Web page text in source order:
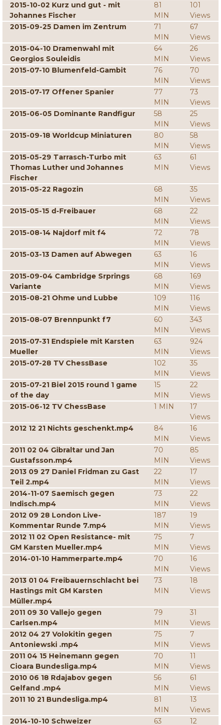
2015-10-02 Kurz und gut - mit
Johannes Fischer
81
MIN
101
Views
2015-09-25 Damen im Zentrum
71
MIN
67
Views
2015-04-10 Dramenwahl mit
Georgios Souleidis
64
MIN
26
Views
2015-07-10 Blumenfeld-Gambit
76
MIN
70
Views
2015-07-17 Offener Spanier
77
MIN
73
Views
2015-06-05 Dominante Randfigur
58
MIN
25
Views
2015-09-18 Worldcup Miniaturen
80
MIN
58
Views
2015-05-29 Tarrasch-Turbo mit
Thomas Luther und Johannes
Fischer
63
MIN
61
Views
2015-05-22 Ragozin
68
MIN
35
Views
2015-05-15 d-Freibauer
68
MIN
22
Views
2015-08-14 Najdorf mit f4
72
MIN
78
Views
2015-03-13 Damen auf Abwegen
63
MIN
16
Views
2015-09-04 Cambridge Srprings
Variante
68
MIN
169
Views
2015-08-21 Ohme und Lubbe
109
MIN
116
Views
2015-08-07 Brennpunkt f7
60
MIN
343
Views
2015-07-31 Endspiele mit Karsten
Mueller
63
MIN
924
Views
2015-07-28 TV ChessBase
102
MIN
35
Views
2015-07-21 Biel 2015 round 1 game
of the day
15
MIN
22
Views
2015-06-12 TV ChessBase
1 MIN
17
Views
2012 12 21 Nichts geschenkt.mp4
84
MIN
16
Views
2011 02 04 Gibraltar und Jan
Gustafsson.mp4
70
MIN
85
Views
2013 09 27 Daniel Fridman zu Gast
Teil 2.mp4
22
MIN
17
Views
2014-11-07 Saemisch gegen
Indisch.mp4
73
MIN
22
Views
2012 09 28 London Live-
Kommentar Runde 7.mp4
187
MIN
19
Views
2012 11 02 Open Resistance- mit
GM Karsten Mueller.mp4
75
MIN
7
Views
2014-01-10 Hammerparte.mp4
70
MIN
16
Views
2013 01 04 Freibauernschlacht bei
Hastings mit GM Karsten
Müller.mp4
73
MIN
18
Views
2011 09 30 Vallejo gegen
Carlsen.mp4
79
MIN
31
Views
2012 04 27 Volokitin gegen
Antoniewski .mp4
75
MIN
7
Views
2011 04 15 Heinemann gegen
Cioara Bundesliga.mp4
70
MIN
11
Views
2010 06 18 Rdajabov gegen
Gelfand .mp4
56
MIN
61
Views
2011 10 21 Bundesliga.mp4
81
MIN
13
Views
2014-10-10 Schweizer
63
12